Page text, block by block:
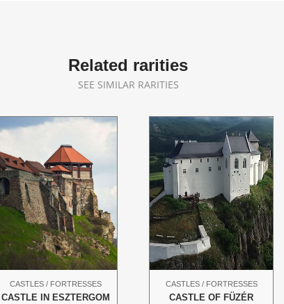
Related rarities
SEE SIMILAR RARITIES
CASTLES / FORTRESSES
CASTLE IN ESZTERGOM
CASTLES / FORTRESSES
CASTLE OF FÜZÉR